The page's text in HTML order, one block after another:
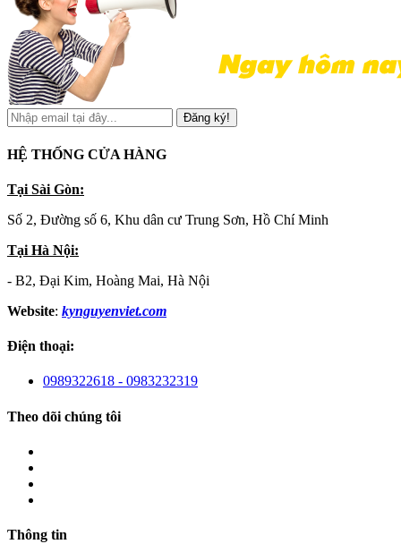
Đăng ký!
HỆ THỐNG CỬA HÀNG
Tại Sài Gòn:
Số 2, Đường số 6, Khu dân cư Trung Sơn, Hồ Chí Minh
Tại Hà Nội:
- B2, Đại Kim, Hoàng Mai, Hà Nội
Website: kynguyenviet.com
Điện thoại:
0989322618 - 0983232319
Theo dõi chúng tôi
Thông tin